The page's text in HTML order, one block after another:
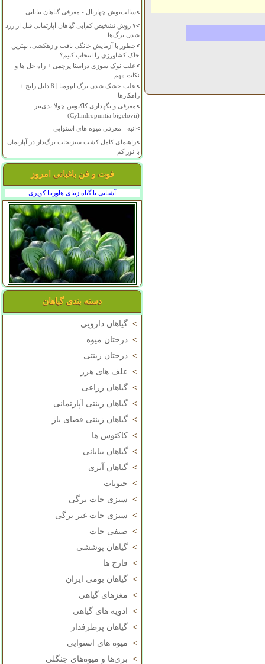
>سالت‌بوش چهاربال - معرفی گیاهان بیابانی
>
۷ روش تشخیص کم‌آبی گیاهان آپارتمانی قبل از زرد
شدن برگ‌ها
>چطور با آزمایش خانگی بافت و زهکشی، بهترین
خاک کشاورزی را انتخاب کنیم؟
>علت نوک سوزی دراسنا پرچمی + راه حل ها و
نکات مهم
>
علت خشک شدن برگ ایپومیا | 8 دلیل رایج +
راهکارها
>معرفی و نگهداری کاکتوس چولا تدی‌بیر
(Cylindropuntia bigelovii)
>انبه - معرفی میوه های استوایی
>راهنمای کامل کشت سبزیجات برگ‌دار در آپارتمان
با نور کم
فوت و فن باغبانی امروز
آشنایی با گیاه زیبای هاورتیا کوپری
دسته بندی گیاهان
> گیاهان دارویی
> درختان میوه
> درختان زینتی
> علف های هرز
> گیاهان زراعی
> گیاهان زینتی آپارتمانی
> گیاهان زینتی فضای باز
> کاکتوس ها
> گیاهان بیابانی
> گیاهان آبزی
> حبوبات
> سبزی جات برگی
> سبزی جات غیر برگی
> صیفی جات
> گیاهان پوششی
> قارچ ها
> گیاهان بومی ایران
> مغزهای گیاهی
>
ادویه های گیاهی
> گیاهان پرطرفدار
> میوه های استوایی
> بری‌ها و میوه‌های جنگلی